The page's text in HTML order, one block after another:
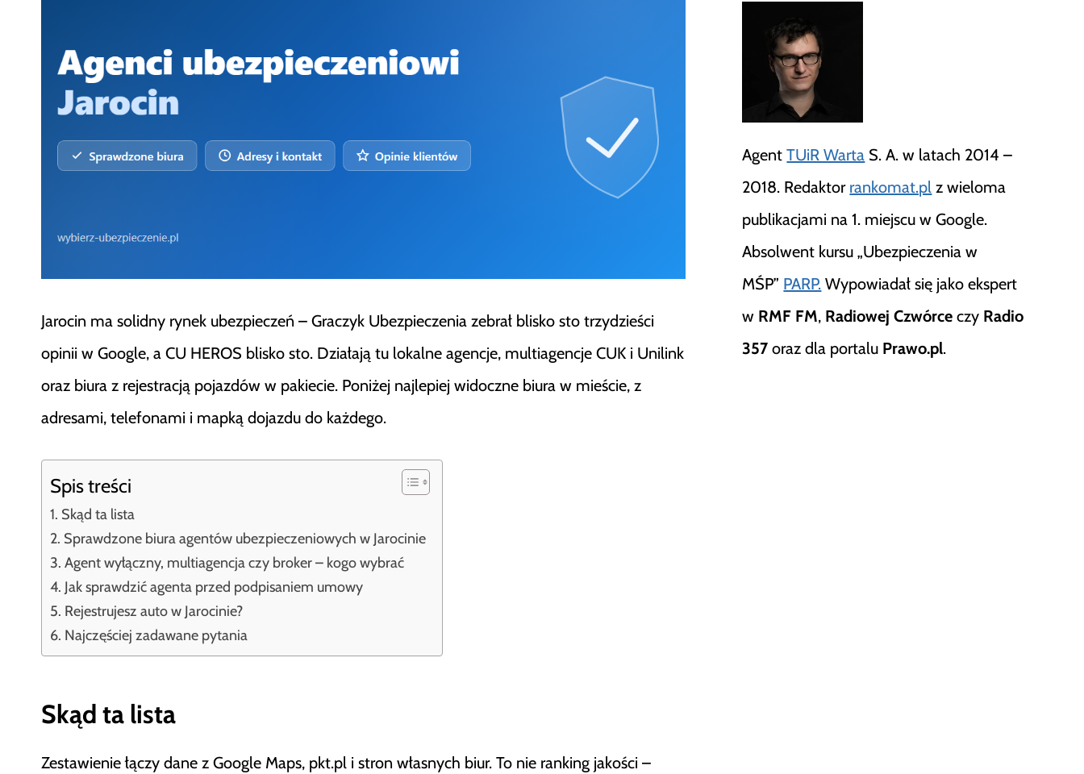
Jarocin ma solidny rynek ubezpieczeń – Graczyk Ubezpieczenia zebrał blisko sto trzydzieści
opinii w Google, a CU HEROS blisko sto. Działają tu lokalne agencje, multiagencje CUK i Unilink
oraz biura z rejestracją pojazdów w pakiecie. Poniżej najlepiej widoczne biura w mieście, z
adresami, telefonami i mapką dojazdu do każdego.
Spis treści
Skąd ta lista
Sprawdzone biura agentów ubezpieczeniowych w Jarocinie
Agent wyłączny, multiagencja czy broker – kogo wybrać
Jak sprawdzić agenta przed podpisaniem umowy
Rejestrujesz auto w Jarocinie?
Najczęściej zadawane pytania
Skąd ta lista
Zestawienie łączy dane z Google Maps, pkt.pl i stron własnych biur. To nie ranking jakości –
AgentTUiR Warta S. A. w latach 2014 –
2018. Redaktor rankomat.pl z wieloma
publikacjami na 1. miejscu w Google.
Absolwent kursu „Ubezpieczenia w
MŚP” PARP. Wypowiadał się jako ekspert
w RMF FM, Radiowej Czwórce czy Radio
357 oraz dla portalu Prawo.pl.